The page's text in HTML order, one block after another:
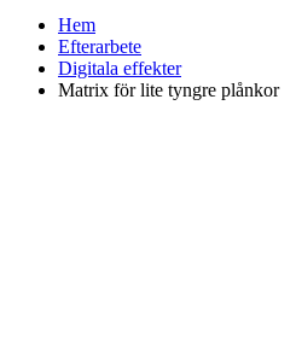
Hem
Efterarbete
Digitala effekter
Matrix för lite tyngre plånkor